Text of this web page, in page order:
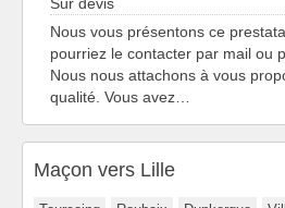
Nous vous présentons ce
pourriez le contacter par mail ou
Nous nous attachons à vous
qualité. Vous avez…
Maçon vers Lille